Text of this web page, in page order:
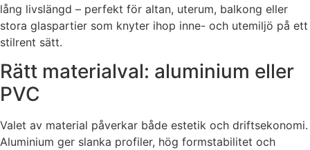
lång livslängd – perfekt för altan, uterum, balkong eller
stora glaspartier som knyter ihop inne- och utemiljö på ett
stilrent sätt.
Rätt materialval: aluminium eller
PVC
Valet av material påverkar både estetik och driftsekonomi.
Aluminium ger slanka profiler, hög formstabilitet och